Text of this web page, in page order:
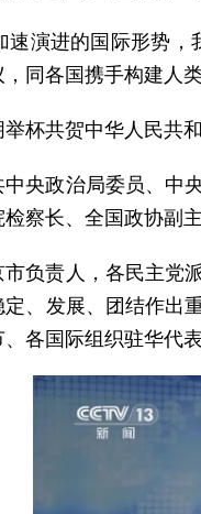
演进的国际形势
同各国携手构建人
杯共贺中华人民共
央政治局委员、中
察长、全国政协副
负责人，各民主党
、发展、团结作出
各国际组织驻华代